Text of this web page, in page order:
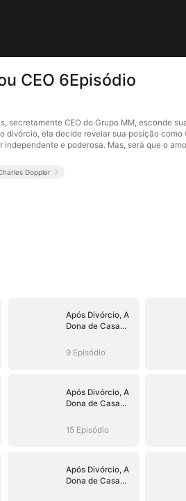
CEO 6Episódio
secretamente CEO do Grupo MM, esconde
ela decide revelar sua posição
e poderosa. Mas, será que o
Doppler
Após Divórcio, A
Dona de Casa
9 Episódio
Após Divórcio, A
Dona de Casa
15 Episódio
Após Divórcio, A
Dona de Casa